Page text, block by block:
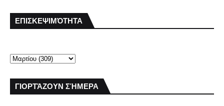
ΕΠΙΣΚΕΨΙΜΌΤΗΤΑ
ΓΙΟΡΤΆΖΟΥΝ ΣΉΜΕΡΑ